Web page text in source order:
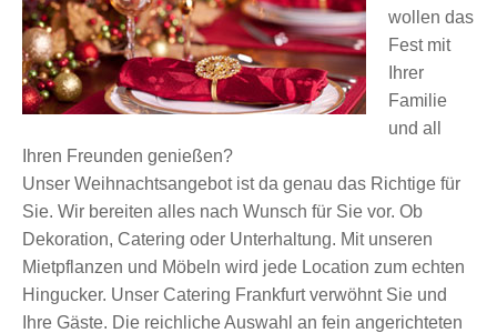
wollen das
Fest mit
Ihrer
Familie
und all
Ihren Freunden genießen?
Unser Weihnachtsangebot ist da genau das Richtige für
Sie. Wir bereiten alles nach Wunsch für Sie vor. Ob
Dekoration, Catering oder Unterhaltung. Mit unseren
Mietpflanzen und Möbeln wird jede Location zum echten
Hingucker. Unser Catering Frankfurt verwöhnt Sie und
Ihre Gäste. Die reichliche Auswahl an fein angerichteten